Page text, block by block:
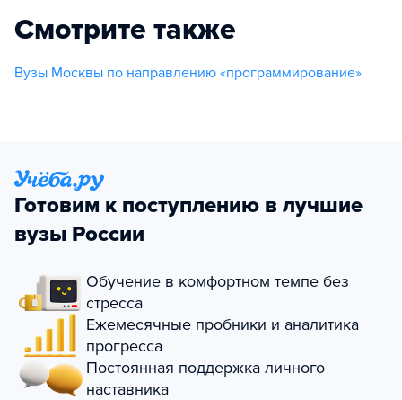
Смотрите также
Вузы Москвы по направлению «программирование»
Готовим к поступлению в лучшие
вузы России
Обучение в комфортном темпе без
стресса
Ежемесячные пробники и аналитика
прогресса
Постоянная поддержка личного
наставника